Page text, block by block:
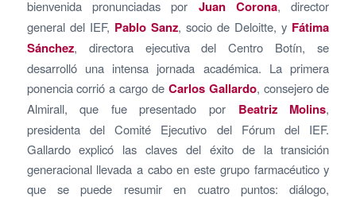
bienvenida pronunciadas por Juan Corona, director
general del IEF, Pablo Sanz, socio de Deloitte, y Fátima
Sánchez, directora ejecutiva del Centro Botín, se
desarrolló una intensa jornada académica. La primera
ponencia corrió a cargo de Carlos Gallardo, consejero de
Almirall, que fue presentado por Beatriz Molins,
presidenta del Comité Ejecutivo del Fórum del IEF.
Gallardo explicó las claves del éxito de la transición
generacional llevada a cabo en este grupo farmacéutico y
que se puede resumir en cuatro puntos: diálogo,